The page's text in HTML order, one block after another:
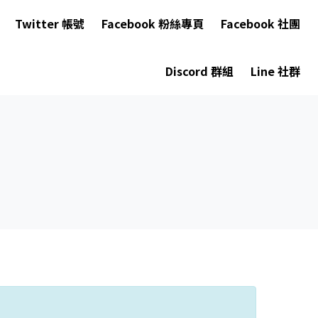
Twitter 帳號 Facebook 粉絲專頁 Facebook 社團
Discord 群組 Line 社群